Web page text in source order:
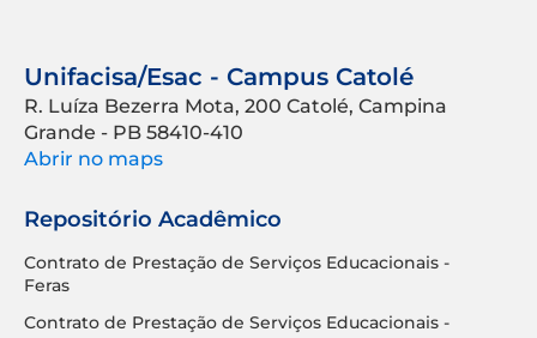
Unifacisa/Esac - Campus Catolé
R. Luíza Bezerra Mota, 200 Catolé, Campina
Grande - PB 58410-410
Abrir no maps
Repositório Acadêmico
Contrato de Prestação de Serviços Educacionais -
Feras
Contrato de Prestação de Serviços Educacionais -